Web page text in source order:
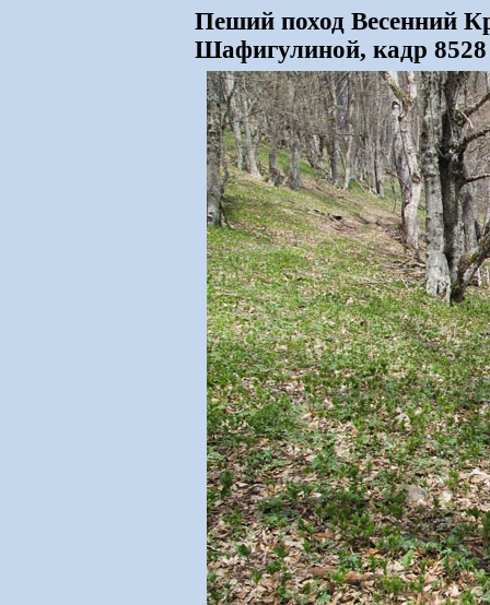
Пеший поход Весенний
Шафигулиной, кадр 8528